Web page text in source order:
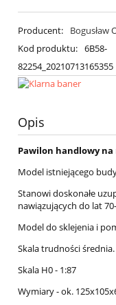
Producent:
Bogusław
Kod produktu: 6B58-
82254_20210713165355
Opis
Pawilon handlowy
Model istniejącego
Stanowi doskonałe
nawiązujących do lat
Model do sklejenia i
Skala trudności średnia.
Skala H0 - 1:87
Wymiary - ok.